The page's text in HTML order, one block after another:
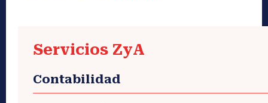
Servicios ZyA
Contabilidad